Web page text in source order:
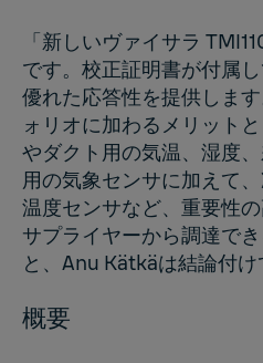
「新しいヴァイサラ
です。校正証明書が付属
優れた応答性を提供しま
ォリオに加わるメリット
やダクト用の気温、湿度
用の気象センサに加えて
温度センサなど、重要性
サプライヤーから調達で
と、Anu Kätkäは結論付け
概要